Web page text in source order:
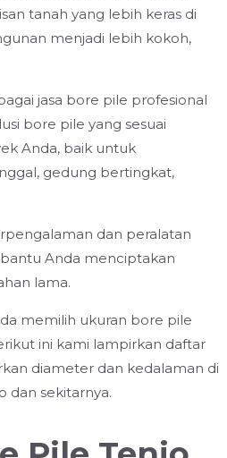
tanah yang lebih keras di
menjadi lebih kokoh,
jasa bore pile profesional
bore pile yang sesuai
Anda, baik untuk
gedung bertingkat,
dan peralatan
Anda menciptakan
lama.
memilih ukuran bore pile
ini kami lampirkan daftar
diameter dan kedalaman di
dan sekitarnya.